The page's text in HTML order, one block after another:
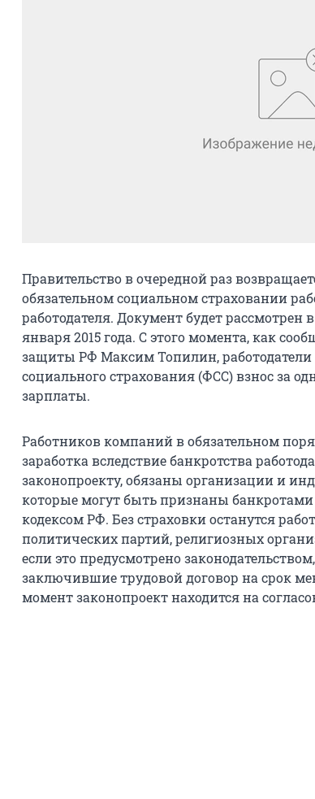
Правительство в очередной раз
обязательном социальном страховании
работодателя. Документ будет рассмотрен
января 2015 года. С этого момента, как
защиты РФ Максим Топилин, работодатели
социального страхования (ФСС) взнос за
зарплаты.
Работников компаний в обязательном
заработка вследствие банкротства
законопроекту, обязаны организации и
которые могут быть признаны
кодексом РФ. Без страховки останутся
политических партий, религиозных
если это предусмотрено
заключившие трудовой договор на срок
момент законопроект находится на